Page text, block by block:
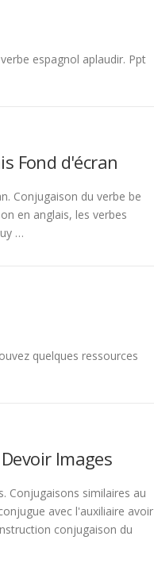
espagnol aplaudir. Ppt
Fond d'écran
Conjugaison du verbe be
en anglais, les verbes
…
quelques ressources
Images
Conjugaisons similaires au
avec l'auxiliaire avoir
conjugaison du